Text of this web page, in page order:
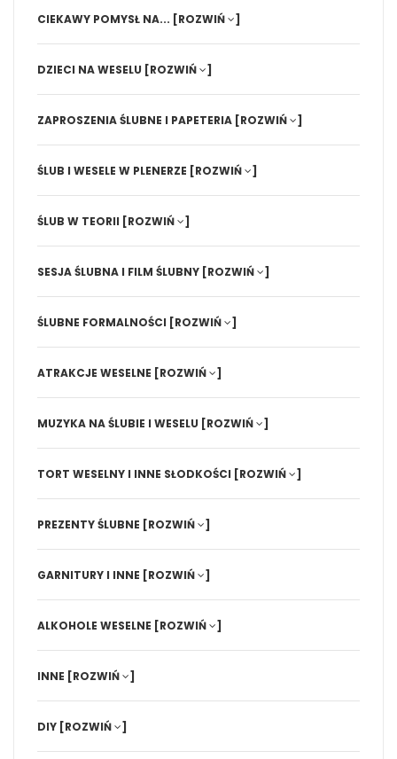
CIEKAWY POMYSŁ NA... [ROZWIŃ ]
DZIECI NA WESELU [ROZWIŃ ]
ZAPROSZENIA ŚLUBNE I PAPETERIA [ROZWIŃ ]
ŚLUB I WESELE W PLENERZE [ROZWIŃ ]
ŚLUB W TEORII [ROZWIŃ ]
SESJA ŚLUBNA I FILM ŚLUBNY [ROZWIŃ ]
ŚLUBNE FORMALNOŚCI [ROZWIŃ ]
ATRAKCJE WESELNE [ROZWIŃ ]
MUZYKA NA ŚLUBIE I WESELU [ROZWIŃ ]
TORT WESELNY I INNE SŁODKOŚCI [ROZWIŃ ]
PREZENTY ŚLUBNE [ROZWIŃ ]
GARNITURY I INNE [ROZWIŃ ]
ALKOHOLE WESELNE [ROZWIŃ ]
INNE [ROZWIŃ ]
DIY [ROZWIŃ ]